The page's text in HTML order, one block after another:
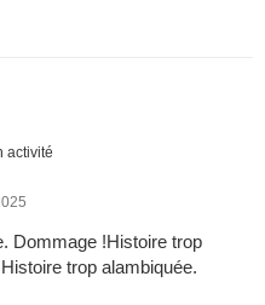
activité
Dommage !Histoire trop
trop alambiquée.